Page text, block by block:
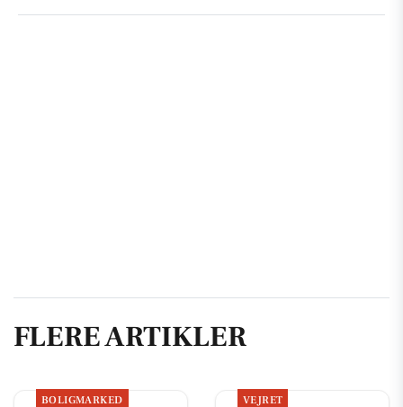
FLERE ARTIKLER
BOLIGMARKED VEJRET